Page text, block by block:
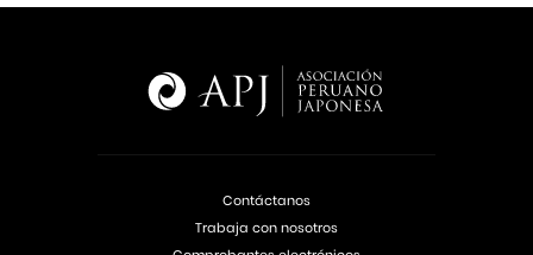
Contáctanos
Trabaja con nosotros